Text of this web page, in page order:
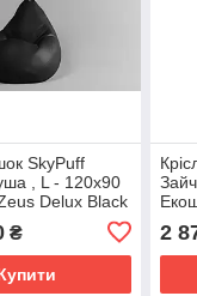
SkyPuff
, L - 120х90
Delux Black
₴ 2